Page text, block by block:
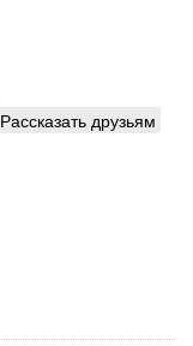
Рассказать друзьям